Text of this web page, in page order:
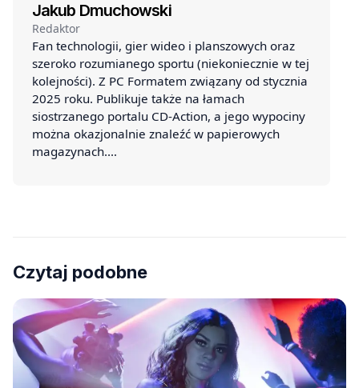
Jakub Dmuchowski
Redaktor
Fan technologii, gier wideo i planszowych oraz
szeroko rozumianego sportu (niekoniecznie w tej
kolejności). Z PC Formatem związany od stycznia
2025 roku. Publikuje także na łamach
siostrzanego portalu CD-Action, a jego wypociny
można okazjonalnie znaleźć w papierowych
magazynach.…
Czytaj podobne